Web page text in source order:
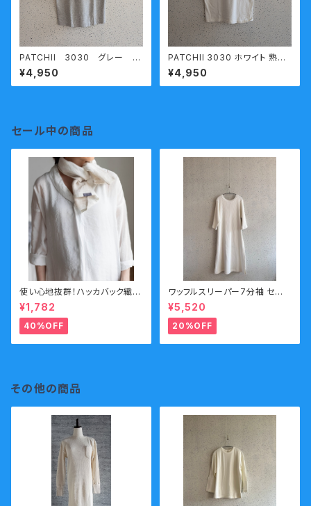
PATCHII 3030 グレー
熟成コットン 丸胴天竺半袖Ｔ
シャツ / gray 杢 今城メリヤス
¥4,950
PATCHII 3030 ホワイト 熟成
コットン 丸胴天竺半袖Ｔシャツ
今城メリヤス
¥4,950
セール中の商品
使い心地抜群！ハッカバック織リ
ネンタオル
¥1,782
40%OFF
ワッフルスリーパー7分袖 セー
ル
¥5,520
20%OFF
その他の商品